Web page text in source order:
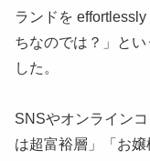
ランドを
ちなのでは？」と
した。
SNSやオンライン
は超富裕層」「お